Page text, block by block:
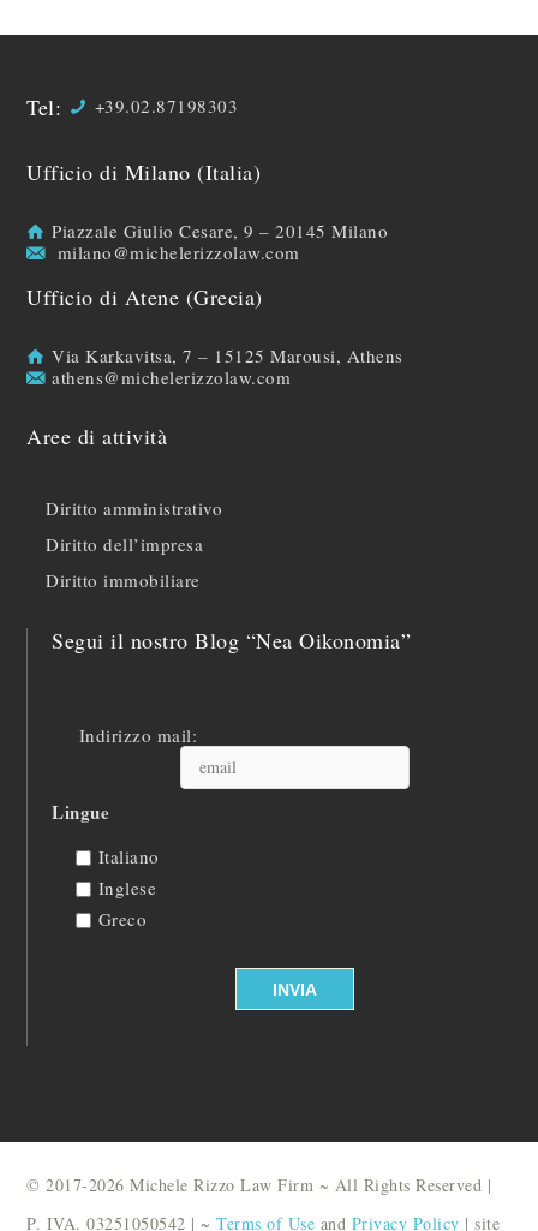
Tel: +39.02.87198303
Ufficio di Milano (Italia)
Piazzale Giulio Cesare, 9 – 20145 Milano
milano@michelerizzolaw.com
Ufficio di Atene (Grecia)
Via Karkavitsa, 7 – 15125 Marousi, Athens
athens@michelerizzolaw.com
Aree di attività
Diritto amministrativo
Diritto dell’impresa
Diritto immobiliare
Segui il nostro Blog “Nea Oikonomia”
Indirizzo mail:
Lingue
Italiano
Inglese
Greco
© 2017-2026 Michele Rizzo Law Firm ~ All Rights Reserved |
P. IVA. 03251050542 | ~Terms of Use and Privacy Policy | site